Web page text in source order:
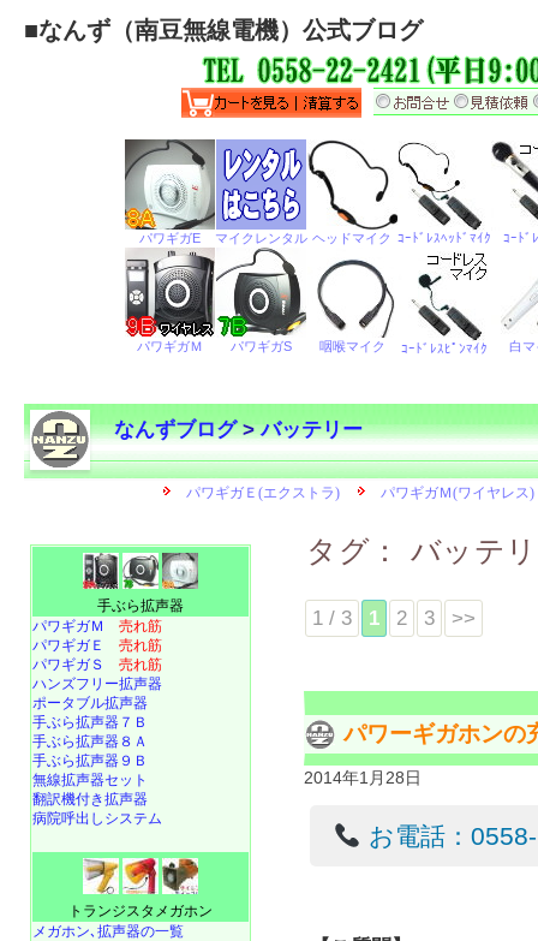
■なんず（南豆無線電機）公式ブログ
なんずブログ>バッテリー
タグ： バッテ
1 / 3 1 2 3 >>
パワーギガホンの
2014年1月28日
お電話：
手ぶら拡声器
パワギガＭ 売れ筋
パワギガＥ 売れ筋
パワギガＳ 売れ筋
ハンズフリー拡声器
ポータブル拡声器
手ぶら拡声器７Ｂ
手ぶら拡声器８Ａ
手ぶら拡声器９Ｂ
無線拡声器セット
翻訳機付き拡声器
病院呼出しシステム
トランジスタメガホン
メガホン､拡声器の一覧